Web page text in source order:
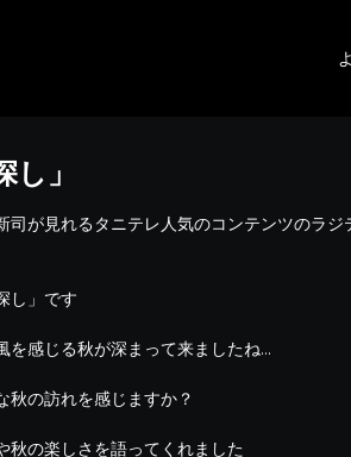
」
司が見れるタニテレ人気のコンテンツのラ
し」です
を感じる秋が深まって来ましたね…
秋の訪れを感じますか？
秋の楽しさを語ってくれました